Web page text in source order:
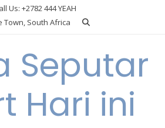
Us: +2782 444 YEAH
Town, South Africa
Seputar
Hari ini